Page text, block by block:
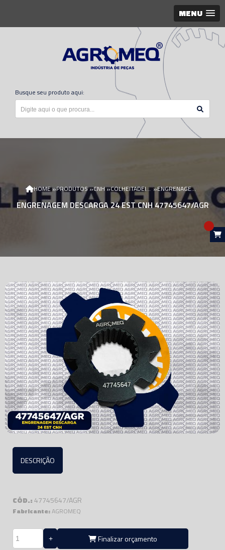
MENU
Busque seu produto aqui:
HOME»PRODUTOS»CNH» COLHEITADEIRA CNH » ENGRENAGEM DESCARGA 24 EST CNH 47745647/AGR
ENGRENAGEM DESCARGA 24 EST CNH 47745647/AGR
DESCRIÇÃO
CÓD.:47745647/AGR
Fabricante:AGROMEQ
Finalizar orçamento